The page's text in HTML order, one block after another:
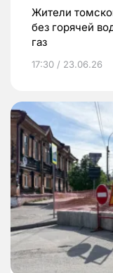
Жители
без горячей
газ
17:30 / 23.06.26